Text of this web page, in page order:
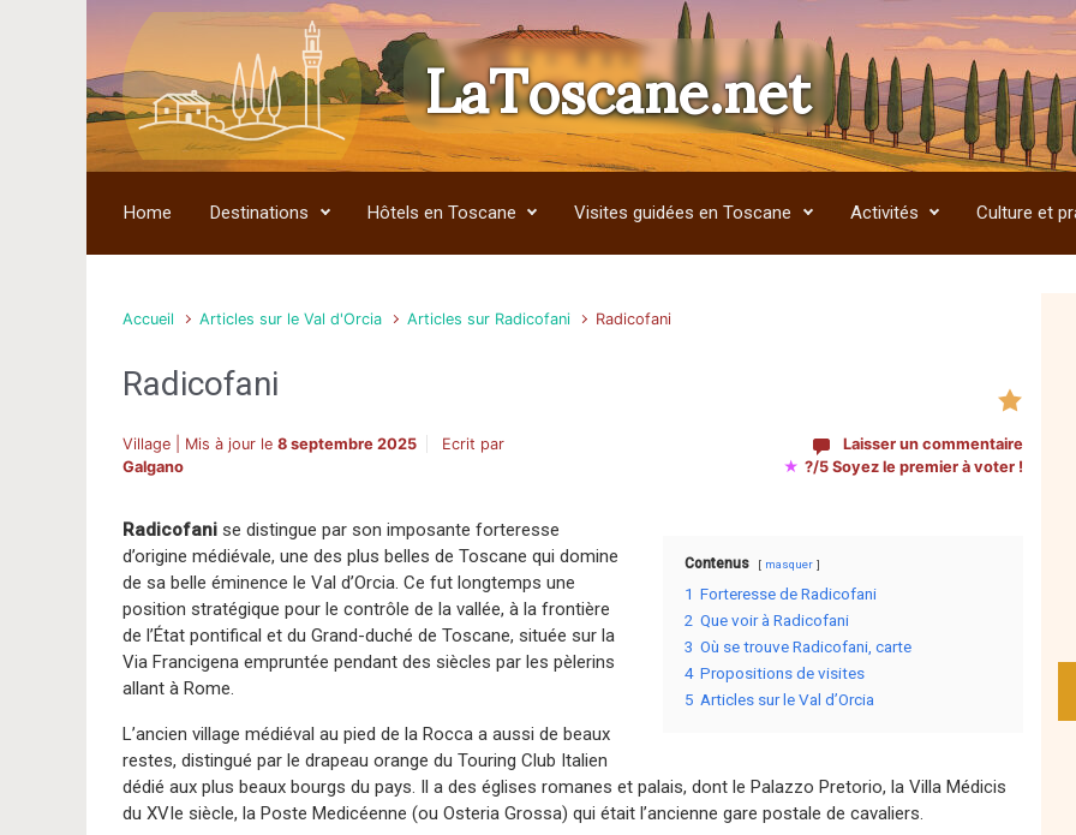
Skip to main content LaToscane.net
Home Destinations Hôtels en Toscane Visites guidées en Toscane Activités Culture et
Accueil Articles sur le Val d'Orcia Articles sur Radicofani Radicofani
Radicofani
Village | Mis à jour le 8 septembre 2025
Ecrit par
Galgano
Laisser un commentaire
★ ?/5 Soyez le premier à voter !
Contenus masquer
1 Forteresse de Radicofani
2 Que voir à Radicofani
3 Où se trouve Radicofani, carte
4 Propositions de visites
5 Articles sur le Val d’Orcia
Radicofani se distingue par son imposante forteresse
d’origine médiévale, une des plus belles de Toscane qui domine
de sa belle éminence le Val d’Orcia. Ce fut longtemps une
position stratégique pour le contrôle de la vallée, à la frontière
de l’État pontifical et du Grand-duché de Toscane, située sur la
Via Francigena empruntée pendant des siècles par les pèlerins
allant à Rome.
L’ancien village médiéval au pied de la Rocca a aussi de beaux
restes, distingué par le drapeau orange du Touring Club Italien
dédié aux plus beaux bourgs du pays. Il a des églises romanes et palais, dont le Palazzo Pretorio, la Villa Médicis
du XVIe siècle, la Poste Medicéenne (ou Osteria Grossa) qui était l’ancienne gare postale de cavaliers.